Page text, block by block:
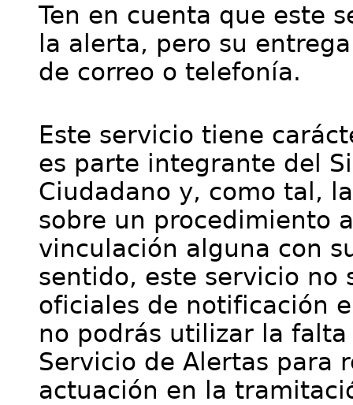
Ten en cuenta que este
la alerta, pero su
de correo o telefonía.
Este servicio tiene
es parte integrante del
Ciudadano y, como tal,
sobre un procedimiento
vinculación alguna con
sentido, este servicio no
oficiales de notificación
no podrás utilizar la
Servicio de Alertas para
actuación en la